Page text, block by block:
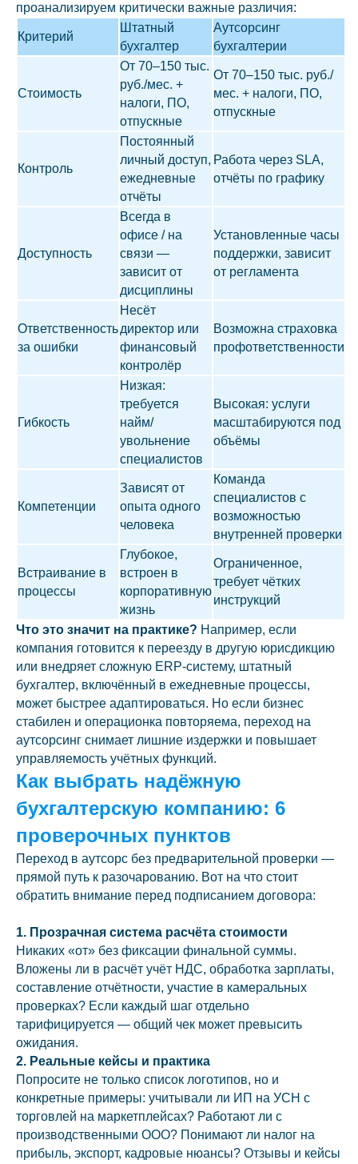
проанализируем критически важные различия:
Критерий
Штатный
бухгалтер
Аутсорсинг
бухгалтерии
Стоимость
От 70–150 тыс.
руб./мес. +
налоги, ПО,
отпускные
От 70–150 тыс. руб./
мес. + налоги, ПО,
отпускные
Контроль
Постоянный
личный доступ,
ежедневные
отчёты
Работа через SLA,
отчёты по графику
Доступность
Всегда в
офисе / на
связи —
зависит от
дисциплины
Установленные часы
поддержки, зависит
от регламента
Ответственность
за ошибки
Несёт
директор или
финансовый
контролёр
Возможна страховка
профответственности
Гибкость
Низкая:
требуется
найм/
увольнение
специалистов
Высокая: услуги
масштабируются под
объёмы
Компетенции
Зависят от
опыта одного
человека
Команда
специалистов с
возможностью
внутренней проверки
Встраивание в
процессы
Глубокое,
встроен в
корпоративную
жизнь
Ограниченное,
требует чётких
инструкций
Что это значит на практике? Например, если
компания готовится к переезду в другую юрисдикцию
или внедряет сложную ERP-систему, штатный
бухгалтер, включённый в ежедневные процессы,
может быстрее адаптироваться. Но если бизнес
стабилен и операционка повторяема, переход на
аутсорсинг снимает лишние издержки и повышает
управляемость учётных функций.
Как выбрать надёжную
бухгалтерскую компанию: 6
проверочных пунктов
Переход в аутсорс без предварительной проверки —
прямой путь к разочарованию. Вот на что стоит
обратить внимание перед подписанием договора:
1. Прозрачная система расчёта стоимости
Никаких «от» без фиксации финальной суммы.
Вложены ли в расчёт учёт НДС, обработка зарплаты,
составление отчётности, участие в камеральных
проверках? Если каждый шаг отдельно
тарифицируется — общий чек может превысить
ожидания.
2. Реальные кейсы и практика
Попросите не только список логотипов, но и
конкретные примеры: учитывали ли ИП на УСН с
торговлей на маркетплейсах? Работают ли с
производственными ООО? Понимают ли налог на
прибыль, экспорт, кадровые нюансы? Отзывы и кейсы